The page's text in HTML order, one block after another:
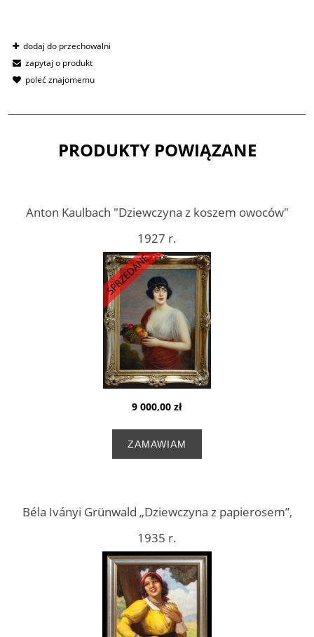
dodaj do przechowalni
zapytaj o produkt
poleć znajomemu
PRODUKTY POWIĄZANE
Anton Kaulbach "Dziewczyna z koszem owoców"
1927 r.
9 000,00 zł
ZAMAWIAM
Béla Iványi Grünwald „Dziewczyna z papierosem”,
1935 r.